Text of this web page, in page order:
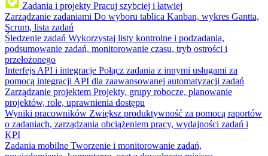
Zadania i projekty Pracuj szybciej i łatwiej
Zarządzanie zadaniami Do wyboru tablica Kanban, wykres Gantta,
Scrum, lista zadań
Śledzenie zadań Wykorzystaj listy kontrolne i podzadania,
podsumowanie zadań, monitorowanie czasu, tryb ostrości i
przełożonego
Interfejs API i integracje Połącz zadania z innymi usługami za
pomocą integracji API dla zaawansowanej automatyzacji zadań
Zarządzanie projektem Projekty, grupy robocze, planowanie
projektów, role, uprawnienia dostępu
Wyniki pracowników Zwiększ produktywność za pomocą raportów
o zadaniach, zarządzania obciążeniem pracy, wydajności zadań i
KPI
Zadania mobilne Tworzenie i monitorowanie zadań,